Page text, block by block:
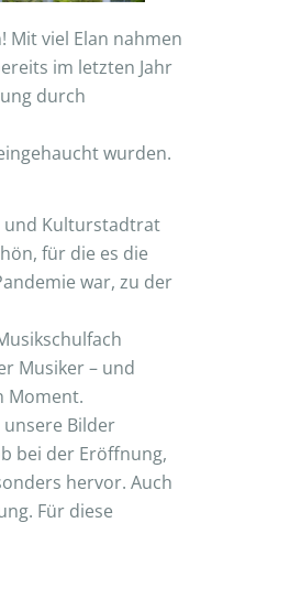
Mit viel Elan nahmen
im letzten Jahr
durch
wurden.
und Kulturstadtrat
für die es die
war, zu der
Musiker – und
Moment.
Bilder
bei der Eröffnung,
hervor. Auch
Für diese